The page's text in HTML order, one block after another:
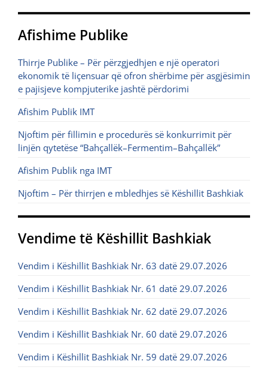
Afishime Publike
Thirrje Publike – Për përzgjedhjen e një operatori
ekonomik të liçensuar që ofron shërbime për asgjësimin
e pajisjeve kompjuterike jashtë përdorimi
Afishim Publik IMT
Njoftim për fillimin e procedurës së konkurrimit për
linjën qytetëse “Bahçallëk–Fermentim–Bahçallëk”
Afishim Publik nga IMT
Njoftim – Për thirrjen e mbledhjes së Këshillit Bashkiak
Vendime të Këshillit Bashkiak
Vendim i Këshillit Bashkiak Nr. 63 datë 29.07.2026
Vendim i Këshillit Bashkiak Nr. 61 datë 29.07.2026
Vendim i Këshillit Bashkiak Nr. 62 datë 29.07.2026
Vendim i Këshillit Bashkiak Nr. 60 datë 29.07.2026
Vendim i Këshillit Bashkiak Nr. 59 datë 29.07.2026